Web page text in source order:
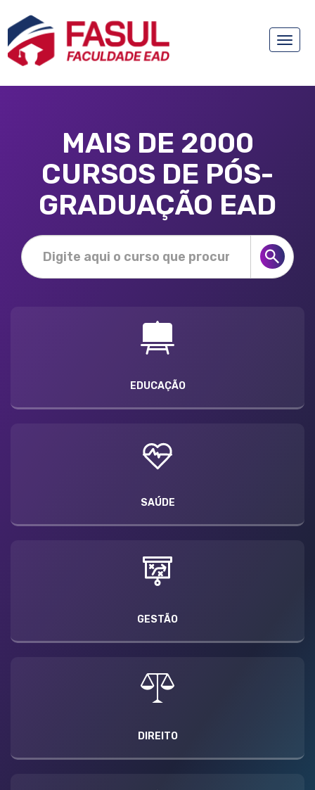
Toggle
MAIS DE 2000
CURSOS DE PÓS-
GRADUAÇÃO EAD
EDUCAÇÃO
SAÚDE
GESTÃO
DIREITO